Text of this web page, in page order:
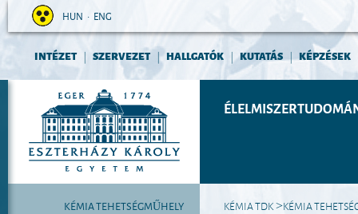
HUN • ENG
INTÉZET | SZERVEZET | HALLGATÓK | KUTATÁS | KÉPZÉSEK
KÉMIA TEHETSÉGMŰHELY KÉMIA TDK>KÉMIA